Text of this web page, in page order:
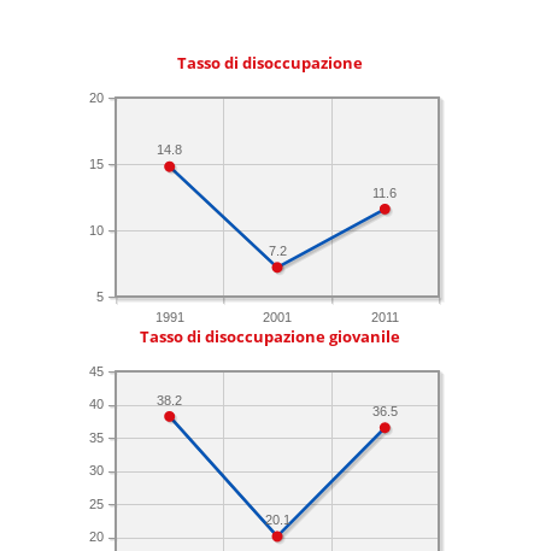
Tasso di disoccupazione
1991 2001 2011
5
10
15
20
11.6
7.2
14.8
Tasso di disoccupazione giovanile
20
25
30
35
40
45
36.5
20.1
38.2